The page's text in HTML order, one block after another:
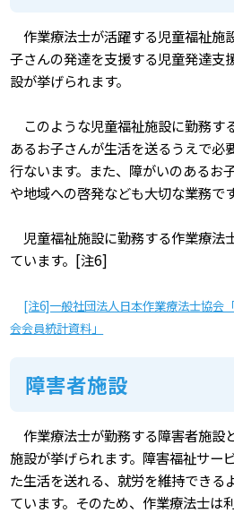
作業療法士が活躍する児童福祉施
子さんの発達を支援する児童発達支
設が挙げられます。
このような児童福祉施設に勤務す
あるお子さんが生活を送るうえで必
行ないます。また、障がいのあるお
や地域への啓発なども大切な業務です
児童福祉施設に勤務する作業療法
ています。[注6]
[注6]一般社団法人日本作業療法士協会
会会員統計資料」
障害者施設
作業療法士が勤務する障害者施設
施設が挙げられます。障害福祉サー
た生活を送れる、就労を維持できる
ています。そのため、作業療法士は